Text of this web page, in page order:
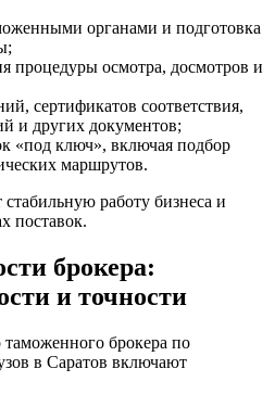
органами и подготовка
процедуры осмотра, досмотров и
сертификатов соответствия,
и других документов;
«под ключ», включая подбор
маршрутов.
работу бизнеса и
поставок.
брокера:
и точности
брокера по
в Саратов включают